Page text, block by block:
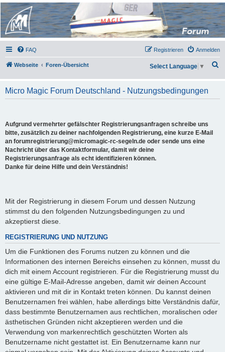
Micro Magic Forum
Deutschland
FAQ Anmelden
Registrieren
Webseite Foren-Übersicht
h
Select Language ▼
Micro Magic Forum Deutschland - Nutzungsbedingungen
Aufgrund vermehrter gefälschter Registrierungsanfragen schreibe uns
bitte, zusätzlich zu deiner nachfolgenden Registrierung, eine kurze E-Mail
an forumregistrierung@micromagic-rc-segeln.de oder sende uns eine
Nachricht über das Kontaktformular, damit wir deine
Registrierungsanfrage als echt identifizieren können.
Danke für deine Hilfe und dein Verständnis!
Mit der Registrierung in diesem Forum und dessen Nutzung
stimmst du den folgenden Nutzungsbedingungen zu und
akzeptierst diese.
REGISTRIERUNG UND NUTZUNG
Um die Funktionen des Forums nutzen zu können und die
Informationen des internen Bereichs einsehen zu können, musst du
dich mit einem Account registrieren. Für die Registrierung musst du
eine gültige E-Mail-Adresse angeben, damit wir deinen Account
aktivieren und mit dir in Kontakt treten können. Du kannst deinen
Benutzernamen frei wählen, habe allerdings bitte Verständnis dafür,
dass bestimmte Benutzernamen aus rechtlichen, moralischen oder
ästhetischen Gründen nicht akzeptieren werden und die
Verwendung von markenrechtlich geschützten Worten als
Benutzername nicht gestattet ist. Ein Benutzername kann nur